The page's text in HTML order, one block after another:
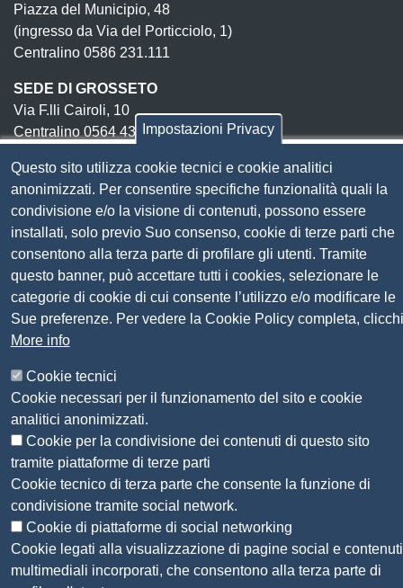
Piazza del Municipio, 48
(ingresso da Via del Porticciolo, 1)
Centralino 0586 231.111
SEDE DI GROSSETO
Via F.lli Cairoli, 10
Centralino 0564 430.111
Codice fiscale e Partita Iva:01838690491
Codice univoco fatturazione elettronica:UFN1JE
Pagare con PagoPA
Seguici su
Sito web
Amministrazione trasparente
Mappa del sito
Privacy
Social Media Policy
Dichiarazione di accessibilità
Feedback accessibilità
Siti tematici: Maremma e Tirreno Itinerari
© 2026 CAMERA DI COMMERCIO DELLA
MAREMMA E DEL TIRRENO
Impostazioni Privacy
Questo sito utilizza cookie tecnici e cookie analitici
anonimizzati. Per consentire specifiche funzionalità quali la
condivisione e/o la visione di contenuti, possono essere
installati, solo previo Suo consenso, cookie di terze parti che
consentono alla terza parte di profilare gli utenti. Tramite
questo banner, può accettare tutti i cookies, selezionare le
categorie di cookie di cui consente l’utilizzo e/o modificare le
Sue preferenze. Per vedere la Cookie Policy completa, clicchi
More info
Cookie tecnici
Cookie necessari per il funzionamento del sito e cookie
analitici anonimizzati.
Cookie per la condivisione dei contenuti di questo sito
tramite piattaforme di terze parti
Cookie tecnico di terza parte che consente la funzione di
condivisione tramite social network.
Cookie di piattaforme di social networking
Cookie legati alla visualizzazione di pagine social e contenuti
multimediali incorporati, che consentono alla terza parte di